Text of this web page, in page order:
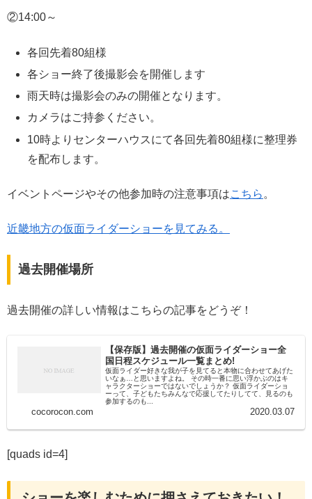
②14:00～
各回先着80組様
各ショー終了後撮影会を開催します
雨天時は撮影会のみの開催となります。
カメラはご持参ください。
10時よりセンターハウスにて各回先着80組様に整理券
を配布します。
イベントページやその他参加時の注意事項はこちら 。
近畿地方の仮面ライダーショーを見てみる。
過去開催場所
過去開催の詳しい情報はこちらの記事をどうぞ！
【保存版】過去開催の仮面ライダーショー全
国日程スケジュール一覧まとめ!
仮面ライダー好きな我が子を見てると本物に合わせてあげた
いなぁ…と思いますよね。 その時一番に思い浮かぶのはキ
ャラクターショーではないでしょうか？ 仮面ライダーショ
ーって、子どもたちみんなで応援してたりしてて、見るのも
参加するのも...
cocorocon.com 2020.03.07
[quads id=4]